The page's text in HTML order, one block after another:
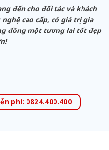
đến cho đối tác và khách
cao cấp, có giá trị gia
đồng một tương lai tốt đẹp
phí: 0824.400.400